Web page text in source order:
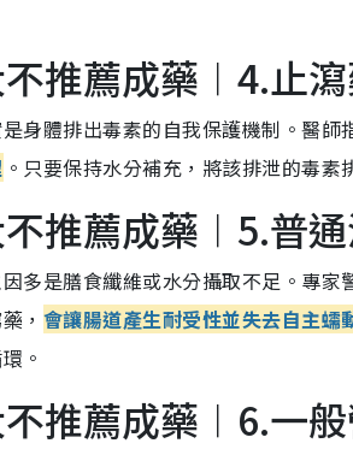
推薦成藥︱4.止
身體排出毒素的自我保護機制。醫
。只要保持水分補充，將該排泄的毒素
推薦成藥︱5.普
多是膳食纖維或水分攝取不足。專
， 會讓腸道產生耐受性並失去自主蠕
。
推薦成藥︱6.一